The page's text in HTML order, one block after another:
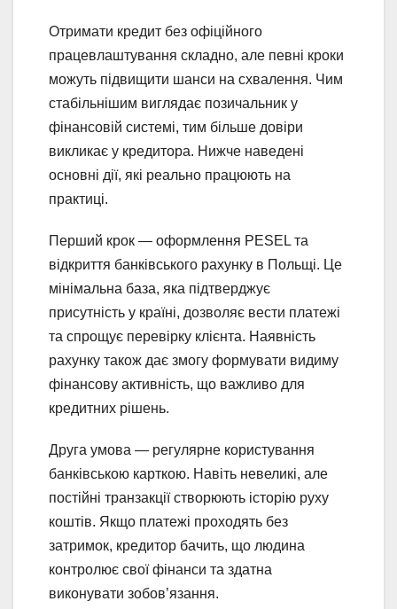
Отримати кредит без офіційного
працевлаштування складно, але певні кроки
можуть підвищити шанси на схвалення. Чим
стабільнішим виглядає позичальник у
фінансовій системі, тим більше довіри
викликає у кредитора. Нижче наведені
основні дії, які реально працюють на
практиці.
Перший крок — оформлення PESEL та
відкриття банківського рахунку в Польщі. Це
мінімальна база, яка підтверджує
присутність у країні, дозволяє вести платежі
та спрощує перевірку клієнта. Наявність
рахунку також дає змогу формувати видиму
фінансову активність, що важливо для
кредитних рішень.
Друга умова — регулярне користування
банківською карткою. Навіть невеликі, але
постійні транзакції створюють історію руху
коштів. Якщо платежі проходять без
затримок, кредитор бачить, що людина
контролює свої фінанси та здатна
виконувати зобов’язання.